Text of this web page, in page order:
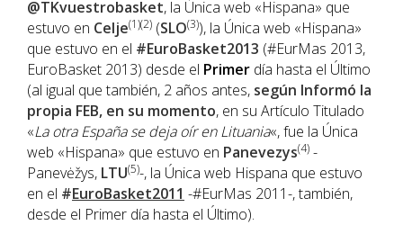
@TKvuestrobasket, la Única web «Hispana» que
estuvo en Celje(1)(2) (SLO(3)), la Única web «Hispana»
que estuvo en el #EuroBasket2013 (#EurMas 2013,
EuroBasket 2013) desde el Primer día hasta el Último
(al igual que también, 2 años antes, según Informó la
propia FEB, en su momento, en su Artículo Titulado
«La otra España se deja oír en Lituania«, fue la Única
web «Hispana» que estuvo en Panevezys(4) -
Panevėžys, LTU(5)-, la Única web Hispana que estuvo
en el #EuroBasket2011 -#EurMas 2011-, también,
desde el Primer día hasta el Último).